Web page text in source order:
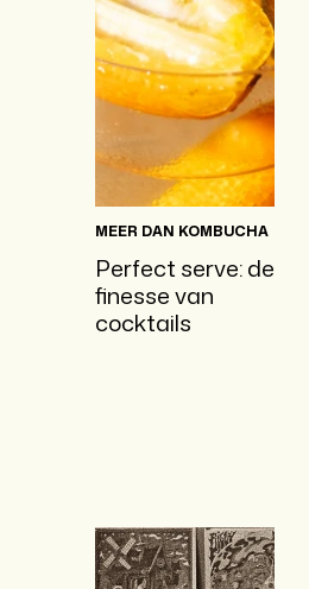
MEER DAN KOMBUCHA
Perfect serve: de
finesse van
cocktails